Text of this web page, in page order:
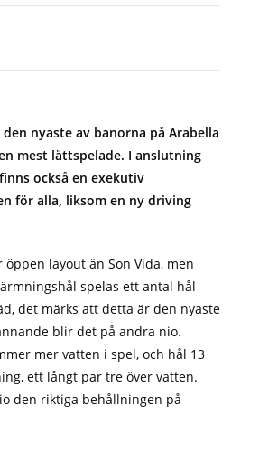
nyaste av banorna på Arabella
mest lättspelade. I anslutning
också en exekutiv
för alla, liksom en ny driving
layout än Son Vida, men
spelas ett antal hål
det märks att detta är den nyaste
blir det på andra nio.
mer vatten i spel, och hål 13
ett långt par tre över vatten.
den riktiga behållningen på